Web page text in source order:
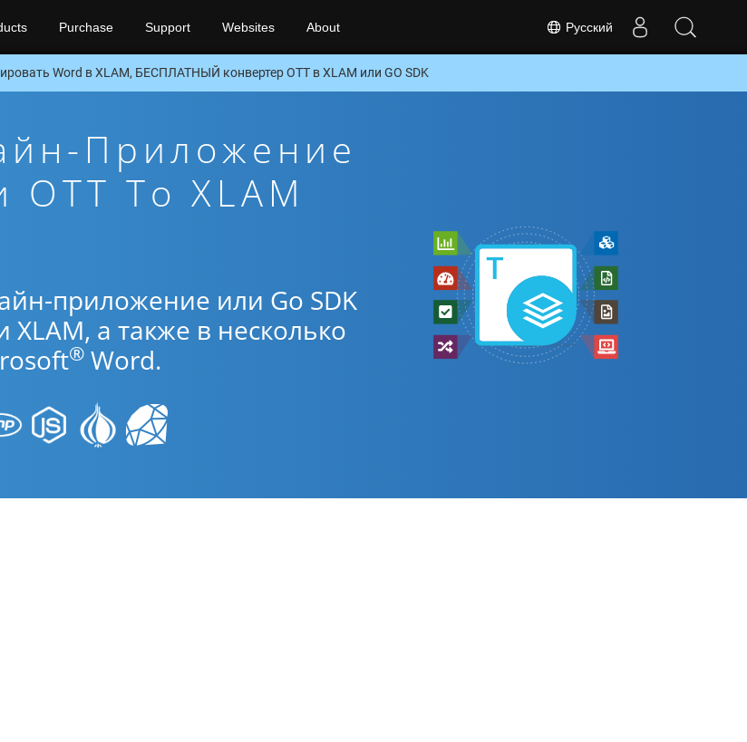
Русский
Purchase Support Websites About
Word в XLAM, БЕСПЛАТНЫЙ конвертер OTT в XLAM или GO SDK
Приложение
To XLAM
приложение или Go SDK
а также в несколько
® Word.